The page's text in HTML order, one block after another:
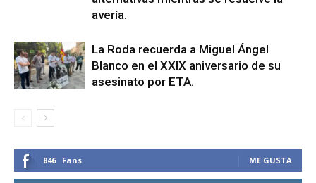
avería.
La Roda recuerda a Miguel Ángel
Blanco en el XXIX aniversario de su
asesinato por ETA.
846 Fans ME GUSTA